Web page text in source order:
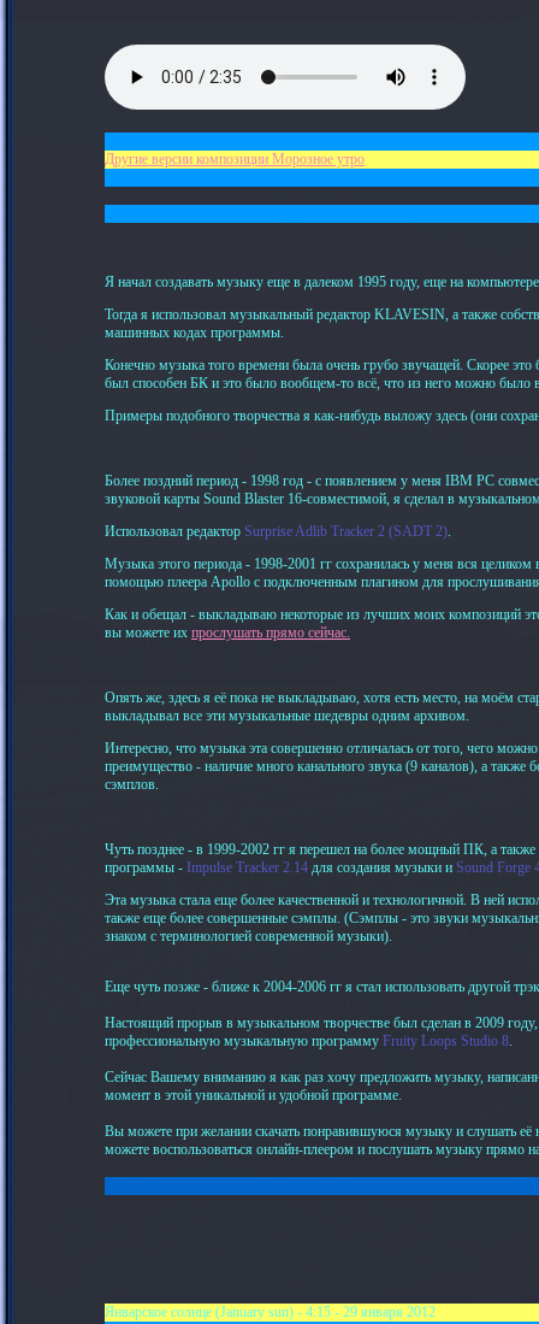
Другие версии композиции Морозное утро
Я начал создавать музыку еще в далеком 1995 году, еще на
Тогда я использовал музыкальный редактор KLAVESIN, а также
машинных кодах программы.
Конечно музыка того времени была очень грубо звучащей. Скорее это
был способен БК и это было вообщем-то всё, что из него можно было
Примеры подобного творчества я как-нибудь выложу здесь (они
Более поздний период - 1998 год - с появлением у меня IBM PC
звуковой карты Sound Blaster 16-совместимой, я сделал в
Использовал редактор Surprise Adlib Tracker 2 (SADT 2).
Музыка этого периода - 1998-2001 гг сохранилась у меня вся
помощью плеера Apollo с подключенным плагином для
Как и обещал - выкладываю некоторые из лучших моих композиций
вы можете их прослушать прямо сейчас.
Опять же, здесь я её пока не выкладываю, хотя есть место, на моём
выкладывал все эти музыкальные шедевры одним архивом.
Интересно, что музыка эта совершенно отличалась от того, чего
преимущество - наличие много канального звука (9 каналов), а также
сэмплов.
Чуть позднее - в 1999-2002 гг я перешел на более мощный ПК, а также
программы - Impulse Tracker 2.14 для создания музыки и Sound Forge
Эта музыка стала еще более качественной и технологичной. В ней
также еще более совершенные сэмплы. (Сэмплы - это звуки
знаком с терминологией современной музыки).
Еще чуть позже - ближе к 2004-2006 гг я стал использовать другой
Настоящий прорыв в музыкальном творчестве был сделан в 2009 году,
профессиональную музыкальную программу Fruity Loops Studio 8.
Сейчас Вашему вниманию я как раз хочу предложить музыку,
момент в этой уникальной и удобной программе.
Вы можете при желании скачать понравившуюся музыку и слушать её
можете воспользоваться онлайн-плеером и послушать музыку прямо
Январское солнце (January sun) - 4:15 - 29 января 2012